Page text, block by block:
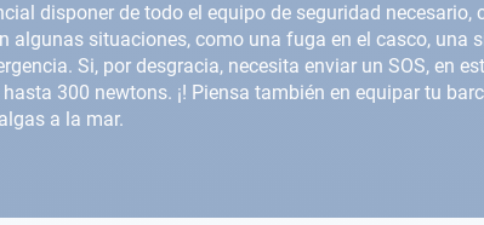
disponer de todo el equipo de seguridad
algunas situaciones, como una fuga en el casco, una
Si, por desgracia, necesita enviar un SOS, en
300 newtons. ¡! Piensa también en equipar tu
a la mar.